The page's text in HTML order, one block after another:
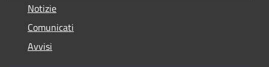
Notizie
Comunicati
Avvisi